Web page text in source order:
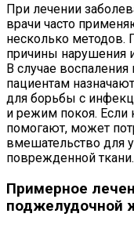
При лечении
врачи часто
несколько методов.
причины нарушения
В случае
пациентам
для борьбы с
и режим покоя.
помогают, может
вмешательство для
поврежденной ткани.
Примерное
поджелудочной